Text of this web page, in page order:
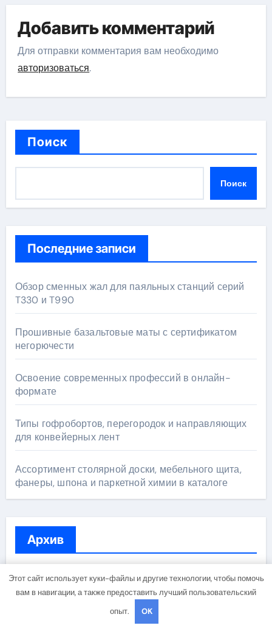
Добавить комментарий
Для отправки комментария вам необходимо
авторизоваться.
Поиск
Поиск
Последние записи
Обзор сменных жал для паяльных станций серий
T330 и T990
Прошивные базальтовые маты с сертификатом
негорючести
Освоение современных профессий в онлайн-
формате
Типы гофробортов, перегородок и направляющих
для конвейерных лент
Ассортимент столярной доски, мебельного щита,
фанеры, шпона и паркетной химии в каталоге
Архив
Июль 2026
Этот сайт использует куки-файлы и другие технологии, чтобы помочь
вам в навигации, а также предоставить лучший пользовательский
опыт.
OK